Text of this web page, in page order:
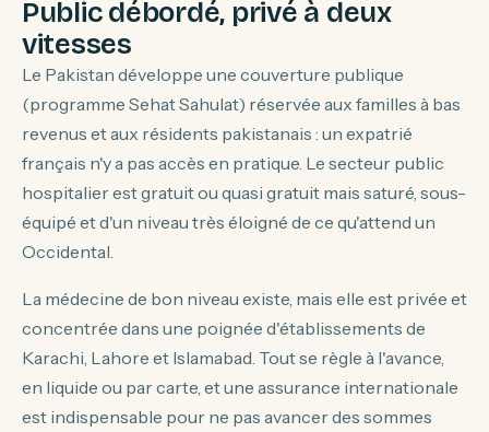
Public débordé, privé à deux
vitesses
Le Pakistan développe une couverture publique
(programme Sehat Sahulat) réservée aux familles à bas
revenus et aux résidents pakistanais : un expatrié
français n'y a pas accès en pratique. Le secteur public
hospitalier est gratuit ou quasi gratuit mais saturé, sous-
équipé et d'un niveau très éloigné de ce qu'attend un
Occidental.
La médecine de bon niveau existe, mais elle est privée et
concentrée dans une poignée d'établissements de
Karachi, Lahore et Islamabad. Tout se règle à l'avance,
en liquide ou par carte, et une assurance internationale
est indispensable pour ne pas avancer des sommes